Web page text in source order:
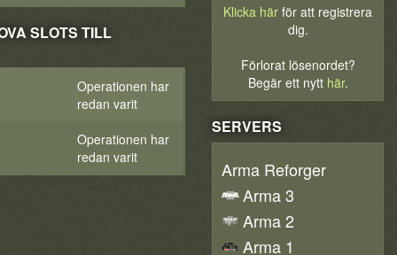
SLOTS TILL
Operationen har
redan varit
Operationen har
redan varit
Klicka här för att registrera
dig.
Förlorat lösenordet?
Begär ett nytt här.
SERVERS
Arma Reforger
Arma 3
Arma 2
Arma 1